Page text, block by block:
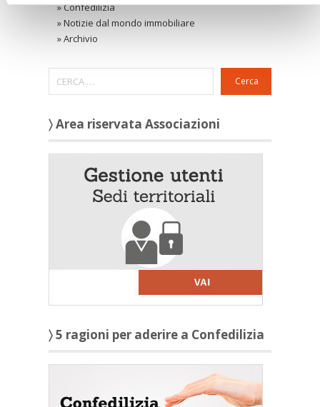
»Confedilizia
» Notizie dal mondo immobiliare
»Archivio
Cerca
〉 Area riservata Associazioni
〉 5 ragioni per aderire a Confedilizia